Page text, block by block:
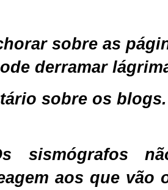
sobre as
derramar
sobre os blogs.
sismógrafos
aos que vão